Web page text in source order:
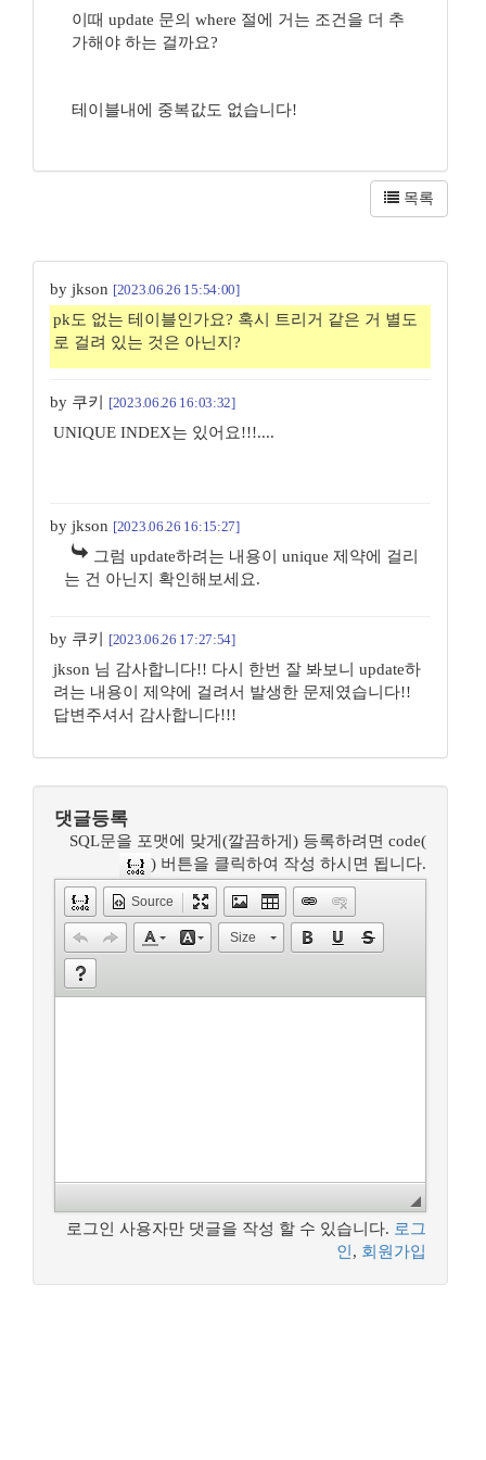
이때 update 문의 where 절에 거는 조건을 더 추
가해야 하는 걸까요?
테이블내에 중복값도 없습니다!
목록
by jkson [2023.06.26 15:54:00]
pk도 없는 테이블인가요? 혹시 트리거 같은 거 별도
로 걸려 있는 것은 아닌지?
by 쿠키 [2023.06.26 16:03:32]
UNIQUE INDEX는 있어요!!!....
by jkson [2023.06.26 16:15:27]
그럼 update하려는 내용이 unique 제약에 걸리
는 건 아닌지 확인해보세요.
by 쿠키 [2023.06.26 17:27:54]
jkson 님 감사합니다!! 다시 한번 잘 봐보니 update하
려는 내용이 제약에 걸려서 발생한 문제였습니다!!
답변주셔서 감사합니다!!!
댓글등록
SQL문을 포맷에 맞게(깔끔하게) 등록하려면 code(
) 버튼을 클릭하여 작성 하시면 됩니다.
Source
Size
로그인 사용자만 댓글을 작성 할 수 있습니다. 로그
인 , 회원가입